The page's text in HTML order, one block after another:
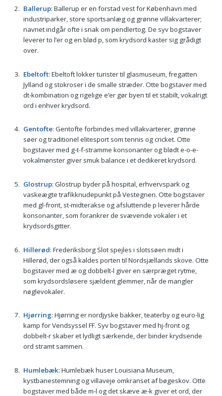
Ballerup: Ballerup er en forstad vest for København med
industriparker, store sportsanlæg og grønne villakvarterer;
navnet indgår ofte i snak om pendlertog. De syv bogstaver
leverer to l’er og en blød p, som krydsord kaster sig grådigt
over.
Ebeltoft: Ebeltoft lokker turister til glasmuseum, fregatten
Jylland og stokroser i de smalle stræder. Otte bogstaver med
dt-kombination og rigelige e’er gør byen til et stabilt, vokalrigt
ord i enhver krydsord.
Gentofte: Gentofte forbindes med villakvarterer, grønne
søer og traditionel elitesport som tennis og cricket. Otte
bogstaver med g-t-f-stramme konsonanter og blødt e-o-e-
vokalmønster giver smuk balance i et dedikeret krydsord.
Glostrup: Glostrup byder på hospital, erhvervspark og
vaskeægte trafikknudepunkt på Vestegnen. Otte bogstaver
med gl-front, st-midterakse og afsluttende p leverer hårde
konsonanter, som forankrer de svævende vokaler i et
krydsordsgitter.
Hillerød: Frederiksborg Slot spejles i slotssøen midt i
Hillerød, der også kaldes porten til Nordsjællands skove. Otte
bogstaver med æ og dobbelt-l giver en særpræget rytme,
som krydsordsløsere sjældent glemmer, når de mangler
nøglevokaler.
Hjørring: Hjørring er nordjyske bakker, teaterby og euro-lig
kamp for Vendsyssel FF. Syv bogstaver med hj-front og
dobbelt-r skaber et lydligt særkende, der binder krydsende
ord stramt sammen.
Humlebæk: Humlebæk huser Louisiana Museum,
kystbanestemning og villaveje omkranset af bøgeskov. Otte
bogstaver med både m-l og det skæve æ-k giver et ord, der